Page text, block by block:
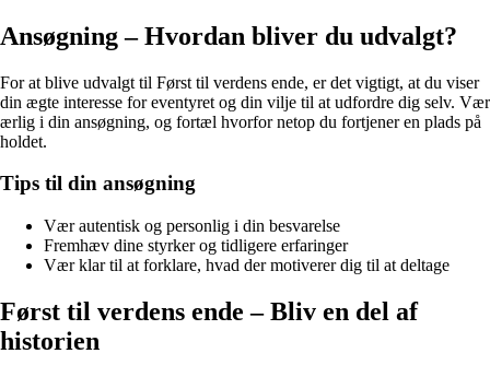
Ansøgning – Hvordan bliver du udvalgt?
For at blive udvalgt til Først til verdens ende, er det vigtigt, at du viser
din ægte interesse for eventyret og din vilje til at udfordre dig selv. Vær
ærlig i din ansøgning, og fortæl hvorfor netop du fortjener en plads på
holdet.
Tips til din ansøgning
Vær autentisk og personlig i din besvarelse
Fremhæv dine styrker og tidligere erfaringer
Vær klar til at forklare, hvad der motiverer dig til at deltage
Først til verdens ende – Bliv en del af
historien